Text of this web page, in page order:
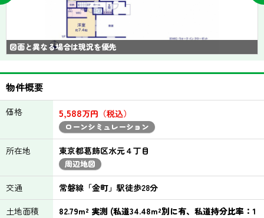
図面と異なる場合は現況を優先
物件概要
価格 5,588万円（税込）
ローンシミュレーション
所在地 東京都葛飾区水元４丁目
周辺地図
交通
常磐線「金町」駅徒歩28分
土地面積
82.79m² 実測 (私道34.48m²別に有、私道持分比率：1